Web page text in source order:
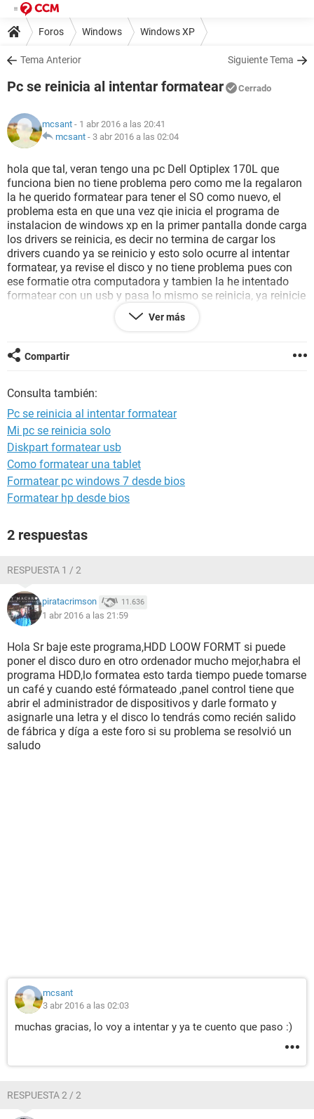
Foros Windows Windows XP
Tema Anterior Siguiente Tema
Pc se reinicia al intentar formatear Cerrado
mcsant - 1 abr 2016 a las 20:41
mcsant - 3 abr 2016 a las 02:04
hola que tal, veran tengo una pc Dell Optiplex 170L que
funciona bien no tiene problema pero como me la regalaron
la he querido formatear para tener el SO como nuevo, el
problema esta en que una vez qie inicia el programa de
instalacion de windows xp en la primer pantalla donde carga
los drivers se reinicia, es decir no termina de cargar los
drivers cuando ya se reinicio y esto solo ocurre al intentar
formatear, ya revise el disco y no tiene problema pues con
ese formatie otra computadora y tambien la he intentado
formatear con un usb y pasa lo mismo se reinicia, ya reinicie
la bios y dudo que sea el procesador o las ram por que
cuando la prendo normalmente no tengo ningun problema
solo ocurre al intentar formatear.
AYUDAA que podra ser :'(:'(u_u
Ver más
Compartir
Consulta también:
Pc se reinicia al intentar formatear
Mi pc se reinicia solo
Diskpart formatear usb
Como formatear una tablet
Formatear pc windows 7 desde bios
Formatear hp desde bios
2 respuestas
RESPUESTA 1 / 2
piratacrimson 11.636
1 abr 2016 a las 21:59
Hola Sr baje este programa,HDD LOOW FORMT si puede
poner el disco duro en otro ordenador mucho mejor,habra el
programa HDD,lo formatea esto tarda tiempo puede tomarse
un café y cuando esté fórmateado ,panel control tiene que
abrir el administrador de dispositivos y darle formato y
asignarle una letra y el disco lo tendrás como recién salido
de fábrica y díga a este foro si su problema se resolvió un
saludo
mcsant
3 abr 2016 a las 02:03
muchas gracias, lo voy a intentar y ya te cuento que paso :)
RESPUESTA 2 / 2